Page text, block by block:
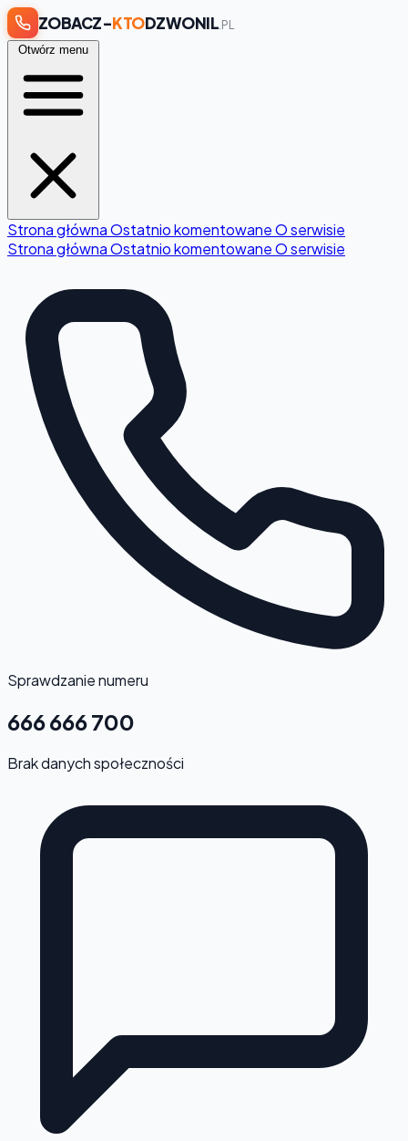
ZOBACZ-KTODZWONIL .PL
Otwórz menu
Strona głównaOstatnio komentowaneO serwisie
Strona głównaOstatnio komentowaneO serwisie
Sprawdzanie numeru
666 666 700
Brak danych społeczności